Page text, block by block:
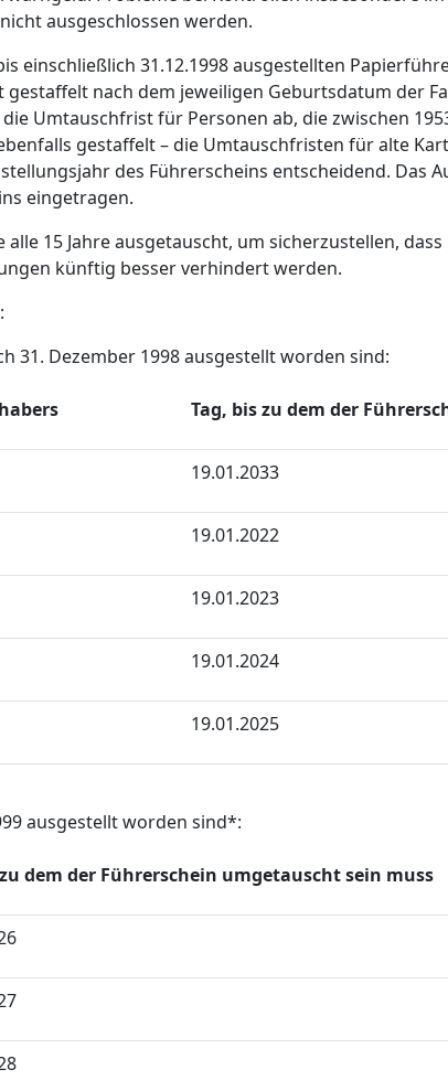
ausgeschlossen werden.
einschließlich 31.12.1998 ausgestellten
nach dem jeweiligen Geburtsdatum der
Umtauschfrist für Personen ab, die zwischen
gestaffelt – die Umtauschfristen für alte
des Führerscheins entscheidend. Das
eingetragen.
15 Jahre ausgetauscht, um sicherzustellen,
künftig besser verhindert werden.
31. Dezember 1998 ausgestellt worden sind:
Tag, bis zu dem der
19.01.2033
19.01.2022
19.01.2023
19.01.2024
19.01.2025
ausgestellt worden sind*:
dem der Führerschein umgetauscht sein muss